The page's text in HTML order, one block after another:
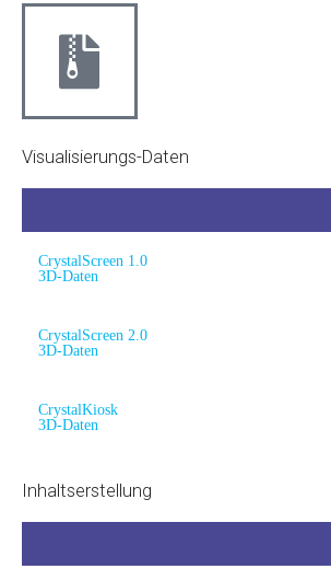
Visualisierungs-Daten
CrystalScreen 1.0
3D-Daten
CrystalScreen 2.0
3D-Daten
CrystalKiosk
3D-Daten
Inhaltserstellung